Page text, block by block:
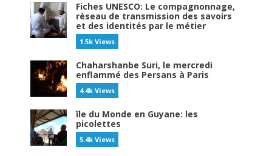
Fiches UNESCO: Le compagnonnage,
réseau de transmission des savoirs
et des identités par le métier
1.5k Views
Chaharshanbe Suri, le mercredi
enflammé des Persans à Paris
4.4k Views
île du Monde en Guyane: les
picolettes
5.4k Views